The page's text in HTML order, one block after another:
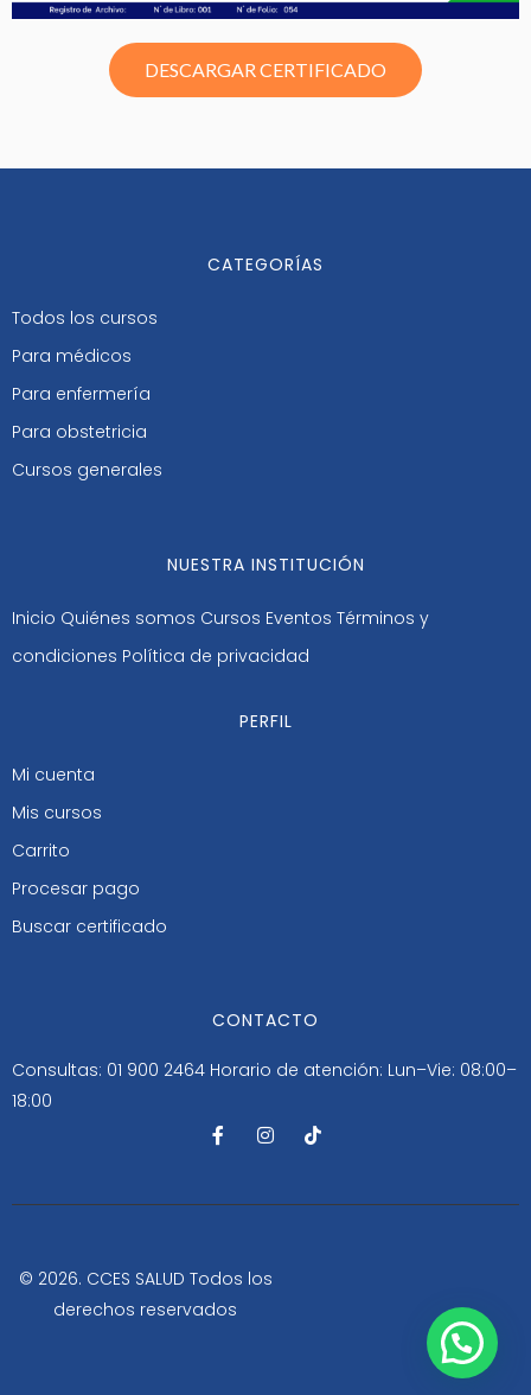
DESCARGAR CERTIFICADO
CATEGORÍAS
Todos los cursos
Para médicos
Para enfermería
Para obstetricia
Cursos generales
NUESTRA INSTITUCIÓN
Inicio Quiénes somos Cursos Eventos Términos y
condiciones Política de privacidad
PERFIL
Mi cuenta
Mis cursos
Carrito
Procesar pago
Buscar certificado
CONTACTO
Consultas: 01 900 2464 Horario de atención: Lun–Vie: 08:00–
18:00
F
a
b
-
I
n
a
m
T
i
o
© 2026. CCES SALUD Todos los
derechos reservados